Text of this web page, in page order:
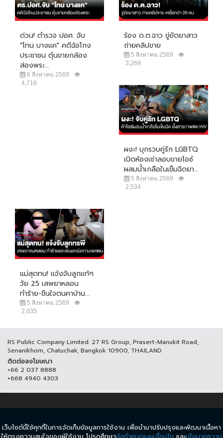
ด่วน! ตำรวจ ปอศ. จับ
"โทน บางแค" คดีฉ้อโกง
ประชาชน ตุ๋นขายกล้อง
ส่องพระ...
6 สิงหาคม 2569
4,716
ร้อง ด.ต.ฉาว ขู่ยัดยาสาว
ถ่ายคลิปขาย
5 สิงหาคม 2569
3,269
ผงะ! บุกรวบคู่รัก LGBTQ
เปิดห้องเช่าลอบขายไอซ์
ผสมน้ำเกลือในเข็มฉีดยา...
5 สิงหาคม 2569
2,534
แม่สุดทน! แจ้งจับลูกแท้ๆ
วัย 25 เสพยาหลอน
ทำร้าย-ขืนใจตนคาบ้าน...
5 สิงหาคม 2569
2,035
RS Public Company Limited. 27 RS Group, Prasert-Manukit Road,
Senanikhom, Chatuchak, Bangkok 10900, THAILAND
ติดต่อลงโฆษณา
+66 2 037 8888
+668 4940 4303
© COPYRIGHT 2017 THAICH8.COM, ALL RIGHT RESERVED.
ข้อกำหนดและเงื่อนไข นโยบายความเป็นส่วนตัว
เว็บไซต์นี้ใช้คุกกี้ในการจัดเก็บข้อมูลการใช้งาน เพื่อนำมาปรับปรุงและพัฒนาเนื้อหา